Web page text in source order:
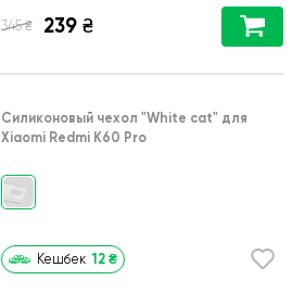
345 ₴ 239 ₴
Силиконовый чехол "White cat" для
Xiaomi Redmi K60 Pro
Кешбек 12 ₴